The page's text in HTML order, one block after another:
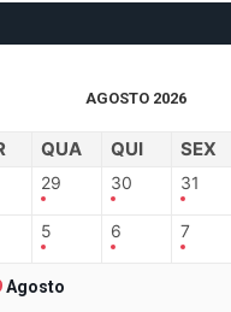
AGOSTO 2026
QUA QUI SEX
29 30 31
5 6 7
Agosto